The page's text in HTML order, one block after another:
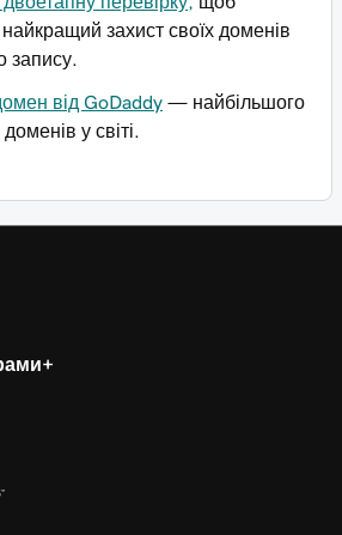
захист своїх доменів
запису.
від GoDaddy — найбільшого
у світі.